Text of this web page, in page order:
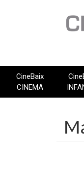
CineBaix
CINEMA